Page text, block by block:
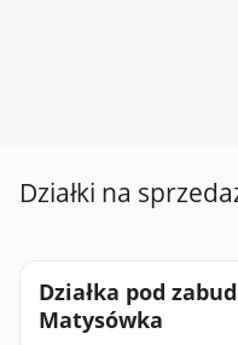
Działki na
Działka pod
Matysówka